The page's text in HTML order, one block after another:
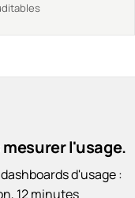
l'usage.
d'usage :
12 minutes